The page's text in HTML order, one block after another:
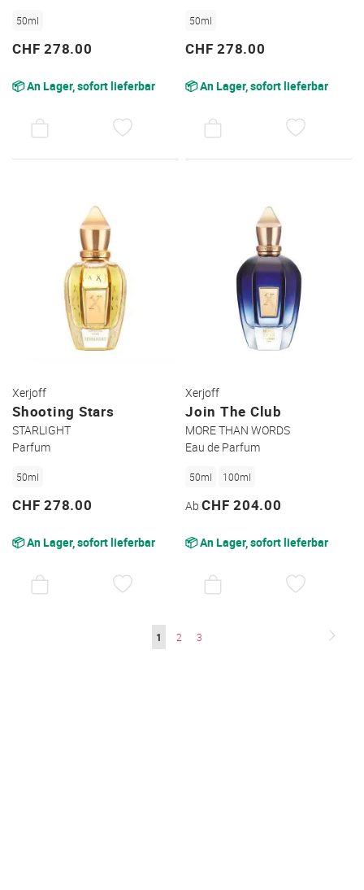
50ml
CHF 278.00
📦 An Lager, sofort lieferbar
50ml
CHF 278.00
📦 An Lager, sofort lieferbar
Xerjoff
Shooting Stars
STARLIGHT
Parfum
50ml
CHF 278.00
📦 An Lager, sofort lieferbar
Xerjoff
Join The Club
MORE THAN WORDS
Eau de Parfum
50ml 100ml
AbCHF 204.00
📦 An Lager, sofort lieferbar
Seite
Sie
1 Seite
2 Seite
3